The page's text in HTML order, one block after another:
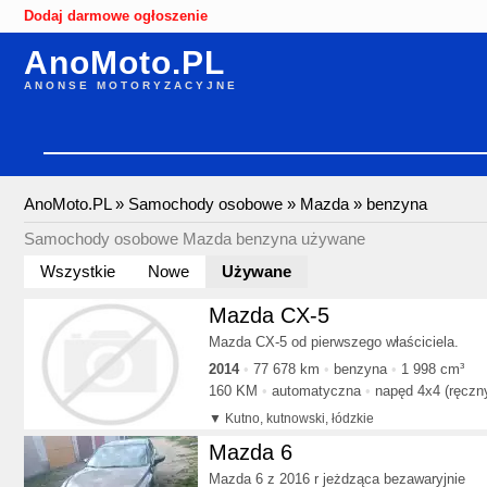
Dodaj darmowe ogłoszenie
AnoMoto.PL
ANONSE MOTORYZACYJNE
AnoMoto.PL» Samochody osobowe » Mazda » benzyna
Samochody osobowe Mazda benzyna używane
Wszystkie
Nowe Używane
Mazda CX-5
Mazda CX-5 od pierwszego właściciela.
2014
77 678 km benzyna
1 998 cm³
160 KM
automatyczna napęd 4x4
Kutno, kutnowski, łódzkie
Mazda 6
Mazda 6 z 2016 r jeżdząca bezawaryjnie